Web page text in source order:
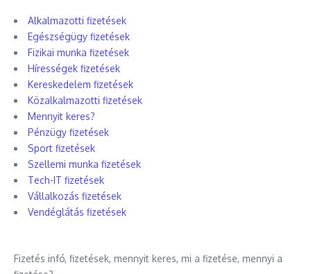
Alkalmazotti fizetések
Egészségügy fizetések
Fizikai munka fizetések
Hírességek fizetések
Kereskedelem fizetések
Közalkalmazotti fizetések
Mennyit keres?
Pénzügy fizetések
Sport fizetések
Szellemi munka fizetések
Tech-IT fizetések
Vállalkozás fizetések
Vendéglátás fizetések
Fizetés infó, fizetések, mennyit keres, mi a fizetése, mennyi a